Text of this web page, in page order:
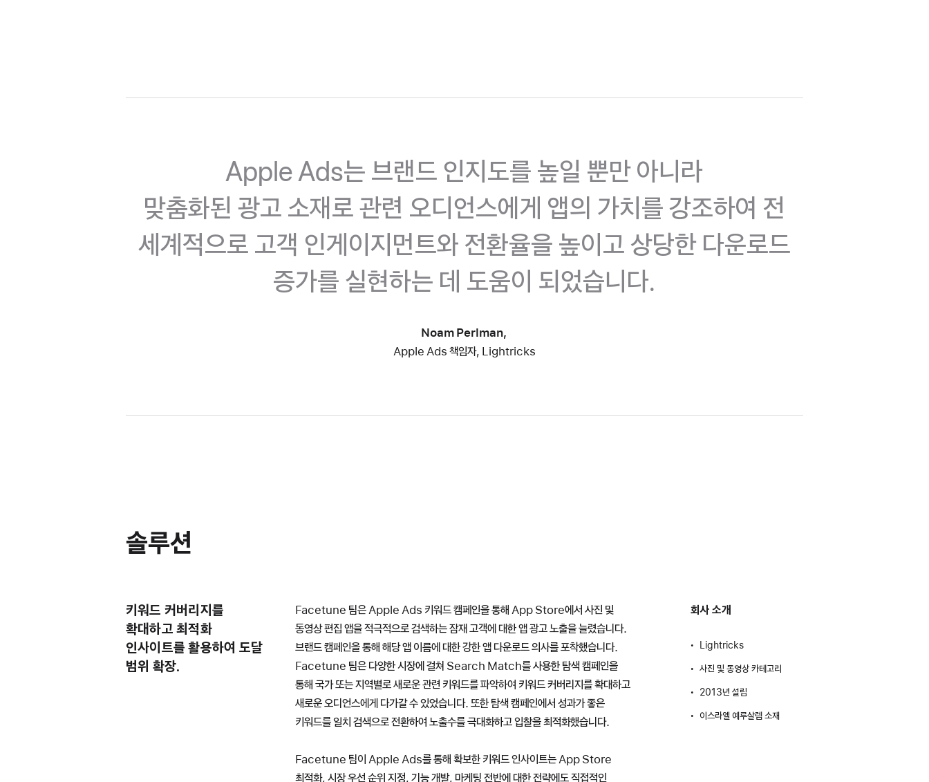
Apple Ads는 브랜드 인지도를 높일 뿐만 아니라
맞춤화된 광고 소재로 관련 오디언스에게 앱의 가치를 강조하여 전
세계적으로 고객 인게이지먼트와 전환율을 높이고 상당한 다운로드
증가를 실현하는 데 도움이 되었습니다.
Noam Perlman,
Apple Ads 책임자, Lightricks
솔루션
키워드 커버리지를
확대하고 최적화
인사이트를 활용하여 도달
범위 확장.
Facetune 팀은 Apple Ads 키워드 캠페인을 통해 App Store에서 사진 및
동영상 편집 앱을 적극적으로 검색하는 잠재 고객에 대한 앱 광고 노출을 늘렸습니다.
브랜드 캠페인을 통해 해당 앱 이름에 대한 강한 앱 다운로드 의사를 포착했습니다.
Facetune 팀은 다양한 시장에 걸쳐 Search Match를 사용한 탐색 캠페인을
통해 국가 또는 지역별로 새로운 관련 키워드를 파악하여 키워드 커버리지를 확대하고
새로운 오디언스에게 다가갈 수 있었습니다. 또한 탐색 캠페인에서 성과가 좋은
키워드를 일치 검색으로 전환하여 노출수를 극대화하고 입찰을 최적화했습니다.
Facetune 팀이 Apple Ads를 통해 확보한 키워드 인사이트는 App Store
최적화, 시장 우선 순위 지정, 기능 개발, 마케팅 전반에 대한 전략에도 직접적인
회사 소개
Lightricks
사진 및 동영상 카테고리
2013년 설립
이스라엘 예루살렘 소재